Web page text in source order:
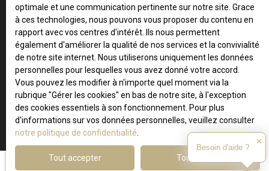
optimale et une communication pertinente sur notre site. Grace
à ces technologies, nous pouvons vous proposer du contenu en
rapport avec vos centres d'intérêt. Ils nous permettent
également d'améliorer la qualité de nos services et la convivialité
de notre site internet. Nous utiliserons uniquement les données
personnelles pour lesquelles vous avez donné votre accord.
Vous pouvez les modifier à n'importe quel moment via la
rubrique ″Gérer les cookies″ en bas de notre site, à l'exception
des cookies essentiels à son fonctionnement. Pour plus
d'informations sur vos données personnelles, veuillez consulter
notre politique de confidentialité
Tout accepter Tout refuser
Besoin d'aide ?
✕